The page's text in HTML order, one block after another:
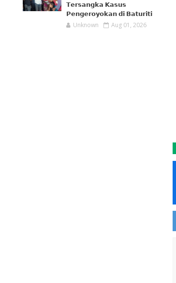
𝗧𝗲𝗿𝘀𝗮𝗻𝗴𝗸𝗮 𝗞𝗮𝘀𝘂𝘀
𝗣𝗲𝗻𝗴𝗲𝗿𝗼𝘆𝗼𝗸𝗮𝗻 𝗱𝗶 𝗕𝗮𝘁𝘂𝗿𝗶𝘁𝗶
Unknown Aug 01, 2026